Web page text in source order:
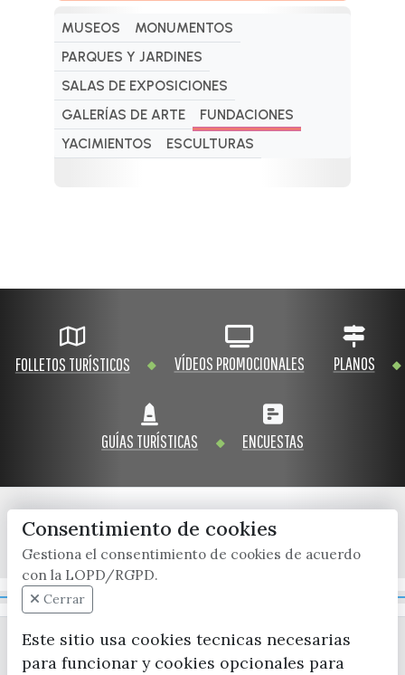
MUSEOS
MONUMENTOS
PARQUES Y JARDINES
SALAS DE EXPOSICIONES
GALERÍAS DE ARTE
FUNDACIONES
YACIMIENTOS
ESCULTURAS
FOLLETOS TURÍSTICOS VÍDEOS PROMOCIONALES PLANOS
GUÍAS TURÍSTICAS ENCUESTAS
x / twitter facebook youtube instagram
Consentimiento de cookies
Gestiona el consentimiento de cookies de acuerdo
con la LOPD/RGPD.
Cerrar
Este sitio usa cookies tecnicas necesarias
para funcionar y cookies opcionales para